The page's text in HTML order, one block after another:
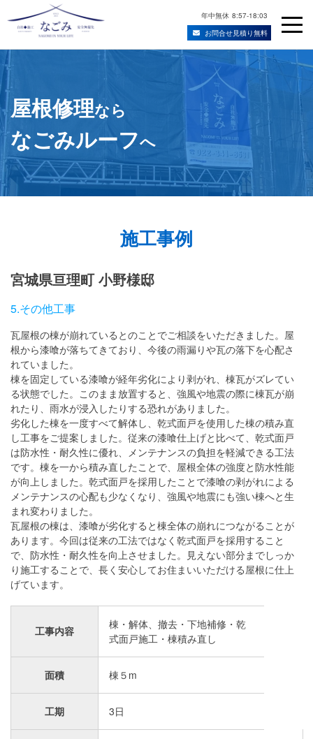
Skip
to
content
年中無休 8:57-18:03
お問合せ見積り無料
宮城県仙台市の屋根修理・雨漏り修理業者
屋根修理なら
なごみルーフへ
施工事例
宮城県亘理町 小野様邸
5.その他工事
瓦屋根の棟が崩れているとのことでご相談をいただきました。屋
根から漆喰が落ちてきており、今後の雨漏りや瓦の落下を心配さ
れていました。
棟を固定している漆喰が経年劣化により剥がれ、棟瓦がズレてい
る状態でした。このまま放置すると、強風や地震の際に棟瓦が崩
れたり、雨水が浸入したりする恐れがありました。
劣化した棟を一度すべて解体し、乾式面戸を使用した棟の積み直
し工事をご提案しました。従来の漆喰仕上げと比べて、乾式面戸
は防水性・耐久性に優れ、メンテナンスの負担を軽減できる工法
です。棟を一から積み直したことで、屋根全体の強度と防水性能
が向上しました。乾式面戸を採用したことで漆喰の剥がれによる
メンテナンスの心配も少なくなり、強風や地震にも強い棟へと生
まれ変わりました。
瓦屋根の棟は、漆喰が劣化すると棟全体の崩れにつながることが
あります。今回は従来の工法ではなく乾式面戸を採用すること
で、防水性・耐久性を向上させました。見えない部分までしっか
り施工することで、長く安心してお住まいいただける屋根に仕上
げています。
工事内容
棟・解体、撤去・下地補修・乾
式面戸施工・棟積み直し
面積 棟５m
工期 3日